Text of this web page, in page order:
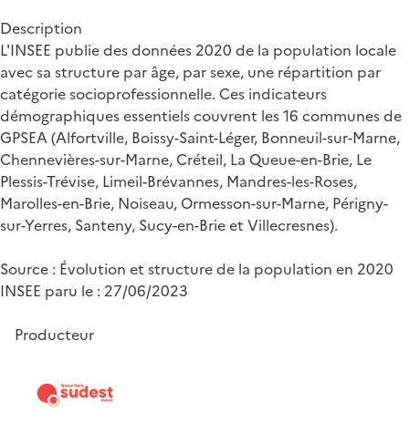
Description
L'INSEE publie des données 2020 de la population locale
avec sa structure par âge, par sexe, une répartition par
catégorie socioprofessionnelle. Ces indicateurs
démographiques essentiels couvrent les 16 communes de
GPSEA (Alfortville, Boissy-Saint-Léger, Bonneuil-sur-Marne,
Chennevières-sur-Marne, Créteil, La Queue-en-Brie, Le
Plessis-Trévise, Limeil-Brévannes, Mandres-les-Roses,
Marolles-en-Brie, Noiseau, Ormesson-sur-Marne, Périgny-
sur-Yerres, Santeny, Sucy-en-Brie et Villecresnes).
Source : Évolution et structure de la population en 2020
INSEE paru le : 27/06/2023
Producteur